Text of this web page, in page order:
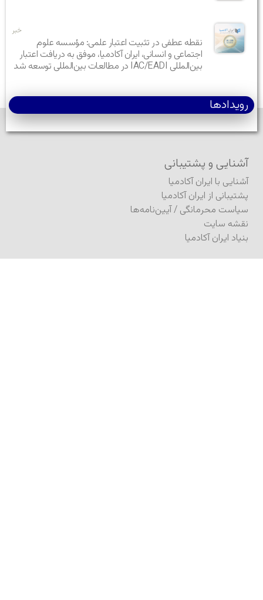
خبر
نقطه عطفی در تثبیت اعتبار علمی: مؤسسه علوم
اجتماعی و انسانی، ایران آکادمیا، موفق به دریافت اعتبار
بین‌المللی IAC/EADI در مطالعات بین‌المللی توسعه شد
رویدادها
آشنایی و پشتیبانی
آشنایی با ایران آکادمیا
پشتیبانی از ایران آکادمیا
سیاست محرمانگی /آیین‌نامه‌ها
نقشه سایت
بنیاد ایران آکادمیا